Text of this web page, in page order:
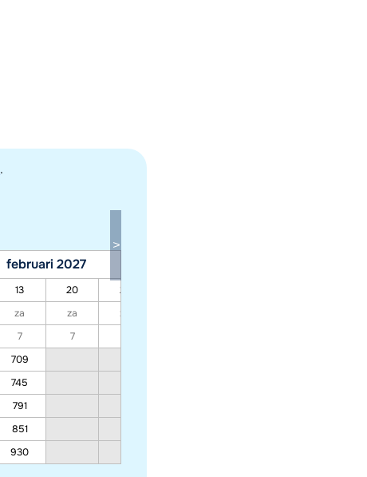
.
februari 2027
13 20 27
za za za
7 7
709
745
791
851
930